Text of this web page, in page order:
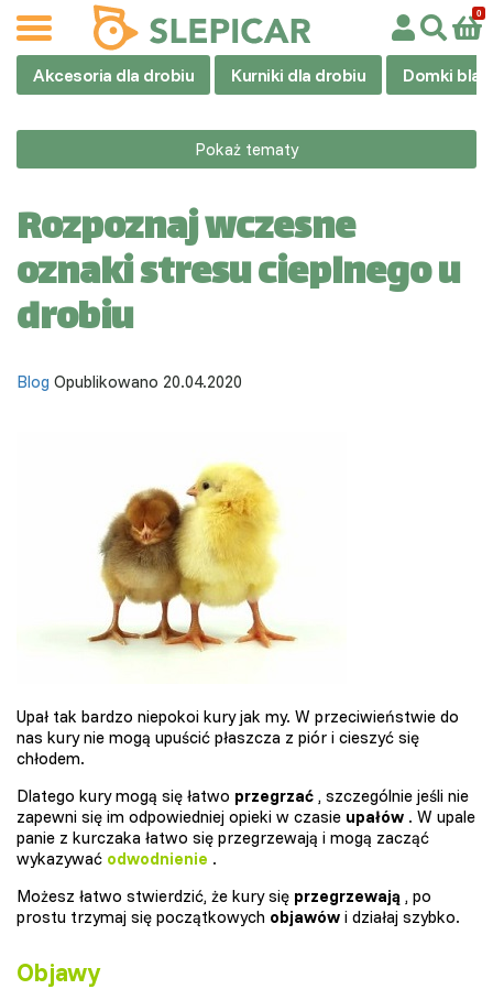
Akcesoria dla drobiu Kurniki dla drobiu Domki
Pokaż tematy
Rozpoznaj wczesne
oznaki stresu cieplnego u
drobiu
Blog Opublikowano 20.04.2020
Upał tak bardzo niepokoi kury jak my. W przeciwieństwie do
nas kury nie mogą upuścić płaszcza z piór i cieszyć się
chłodem.
Dlatego kury mogą się łatwo przegrzać , szczególnie jeśli nie
zapewni się im odpowiedniej opieki w czasie upałów . W upale
panie z kurczaka łatwo się przegrzewają i mogą zacząć
wykazywać odwodnienie .
Możesz łatwo stwierdzić, że kury się przegrzewają , po
prostu trzymaj się początkowych objawów i działaj szybko.
Objawy